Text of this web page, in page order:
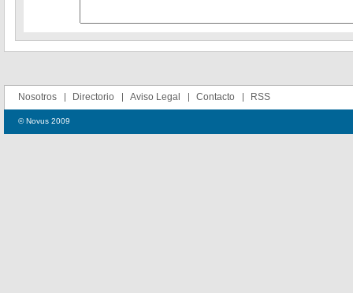
Nosotros Directorio Aviso Legal Contacto RSS
© Novus 2009